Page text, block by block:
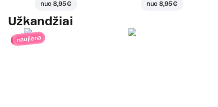
nuo8,95 € nuo8,95 €
Užkandžiai
naujiena